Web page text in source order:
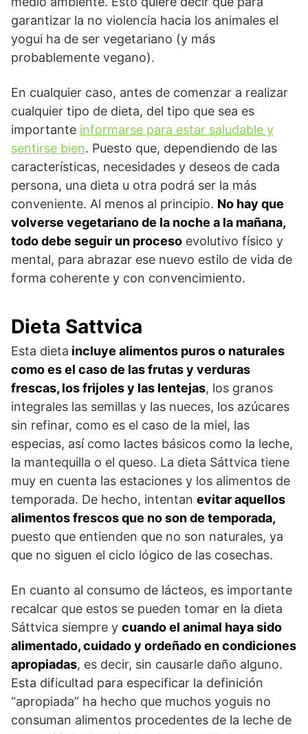
garantizar la no violencia hacia los animales el
yogui ha de ser vegetariano (y más
probablemente vegano).
En cualquier caso, antes de comenzar a realizar
cualquier tipo de dieta, del tipo que sea es
importante informarse para estar saludable y
sentirse bien. Puesto que, dependiendo de las
características, necesidades y deseos de cada
persona, una dieta u otra podrá ser la más
conveniente. Al menos al principio. No hay que
volverse vegetariano de la noche a la mañana,
todo debe seguir un proceso evolutivo físico y
mental, para abrazar ese nuevo estilo de vida de
forma coherente y con convencimiento.
Dieta Sattvica
Esta dieta incluye alimentos puros o naturales
como es el caso de las frutas y verduras
frescas, los frijoles y las lentejas, los granos
integrales las semillas y las nueces, los azúcares
sin refinar, como es el caso de la miel, las
especias, así como lactes básicos como la leche,
la mantequilla o el queso. La dieta Sáttvica tiene
muy en cuenta las estaciones y los alimentos de
temporada. De hecho, intentan evitar aquellos
alimentos frescos que no son de temporada,
puesto que entienden que no son naturales, ya
que no siguen el ciclo lógico de las cosechas.
En cuanto al consumo de lácteos, es importante
recalcar que estos se pueden tomar en la dieta
Sáttvica siempre y cuando el animal haya sido
alimentado, cuidado y ordeñado en condiciones
apropiadas, es decir, sin causarle daño alguno.
Esta dificultad para especificar la definición
“apropiada” ha hecho que muchos yoguis no
consuman alimentos procedentes de la leche de